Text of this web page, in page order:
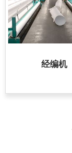
经编机